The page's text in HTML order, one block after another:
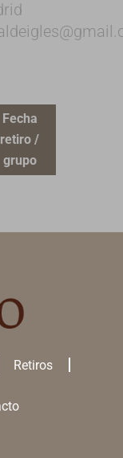
Fecha
retiro /
grupo
Retiros